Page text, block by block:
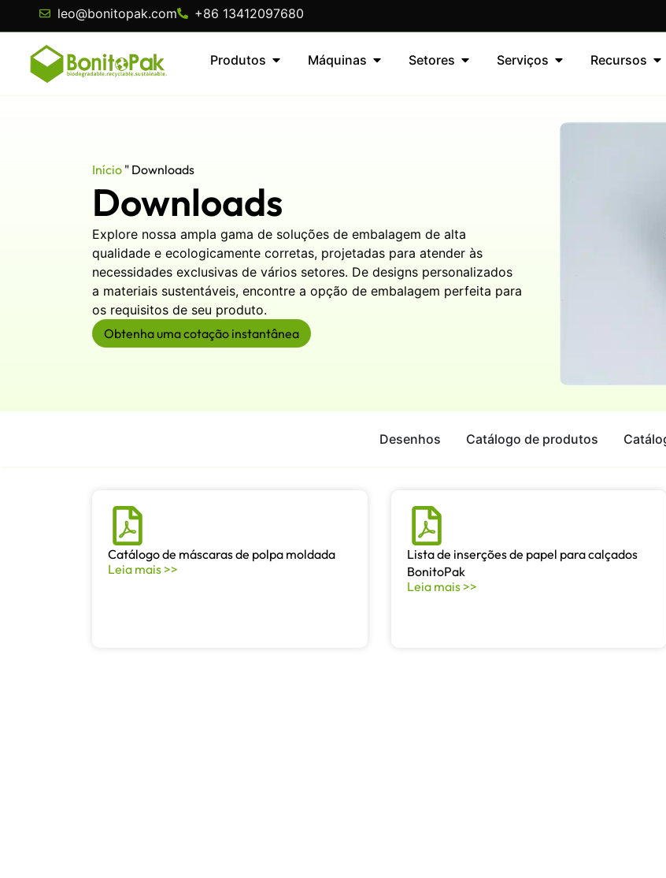
leo@bonitopak.com +86 13412097680
Produtos Máquinas Setores Serviços Recursos
Início " Downloads
Downloads
Explore nossa ampla gama de soluções de embalagem de alta
qualidade e ecologicamente corretas, projetadas para atender às
necessidades exclusivas de vários setores. De designs personalizados
a materiais sustentáveis, encontre a opção de embalagem perfeita para
os requisitos de seu produto.
Obtenha uma cotação instantânea
Desenhos Catálogo de produtos
Catálogo de máscaras de polpa moldada
Leia mais >>
Lista de inserções de papel para calçados
BonitoPak
Leia mais >>